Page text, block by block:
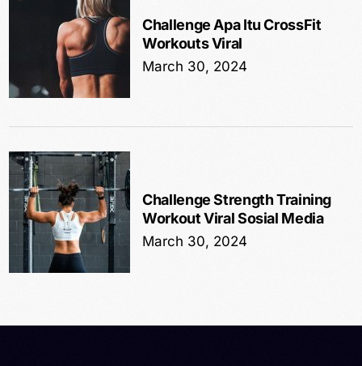
Challenge Apa Itu CrossFit
Workouts Viral
March 30, 2024
Challenge Strength Training
Workout Viral Sosial Media
March 30, 2024